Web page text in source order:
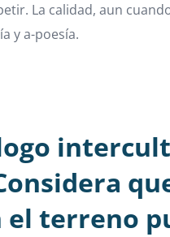
La calidad, aun
y a-poesía.
el terreno